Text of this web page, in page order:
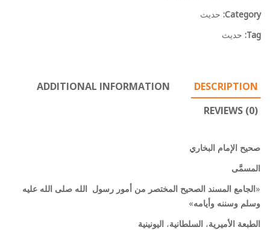
Category: حديث
Tag: حديث
DESCRIPTION
ADDITIONAL INFORMATION
REVIEWS (0)
صحيح الإمام البخاري
المسمَّى
«الجامع المسند الصحيح المختصر من أمور رسول الله صلى الله عليه
وسلم وسننه وأيامه»
الطبعة الأميرية، السلطانية، اليونينية